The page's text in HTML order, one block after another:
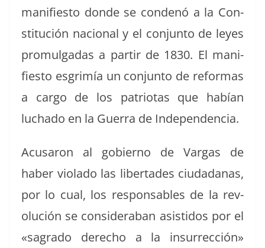
man­i­fiesto donde se con­denó a la Con­
sti­tu­ción nacional y el con­jun­to de leyes
pro­mul­gadas a par­tir de 1830. El man­i­
fiesto esgrimía un con­jun­to de refor­mas
a car­go de los patri­o­tas que habían
lucha­do en la Guer­ra de Independencia.
Acusaron al gob­ier­no de Var­gas de
haber vio­la­do las lib­er­tades ciu­dadanas,
por lo cual, los respon­s­ables de la rev­
olu­ción se con­sid­er­a­ban asis­ti­dos por el
«sagra­do dere­cho a la insur­rec­ción»